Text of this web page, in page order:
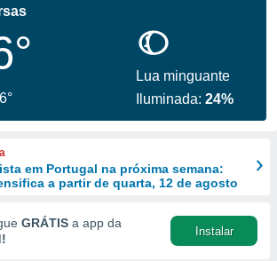
Lua minguante
Iluminada:24%
em Portugal na próxima semana:
a partir de quarta, 12 de agosto
GRÁTIS a app da
Instalar